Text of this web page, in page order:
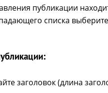
публикации
списка
заголовок (длина